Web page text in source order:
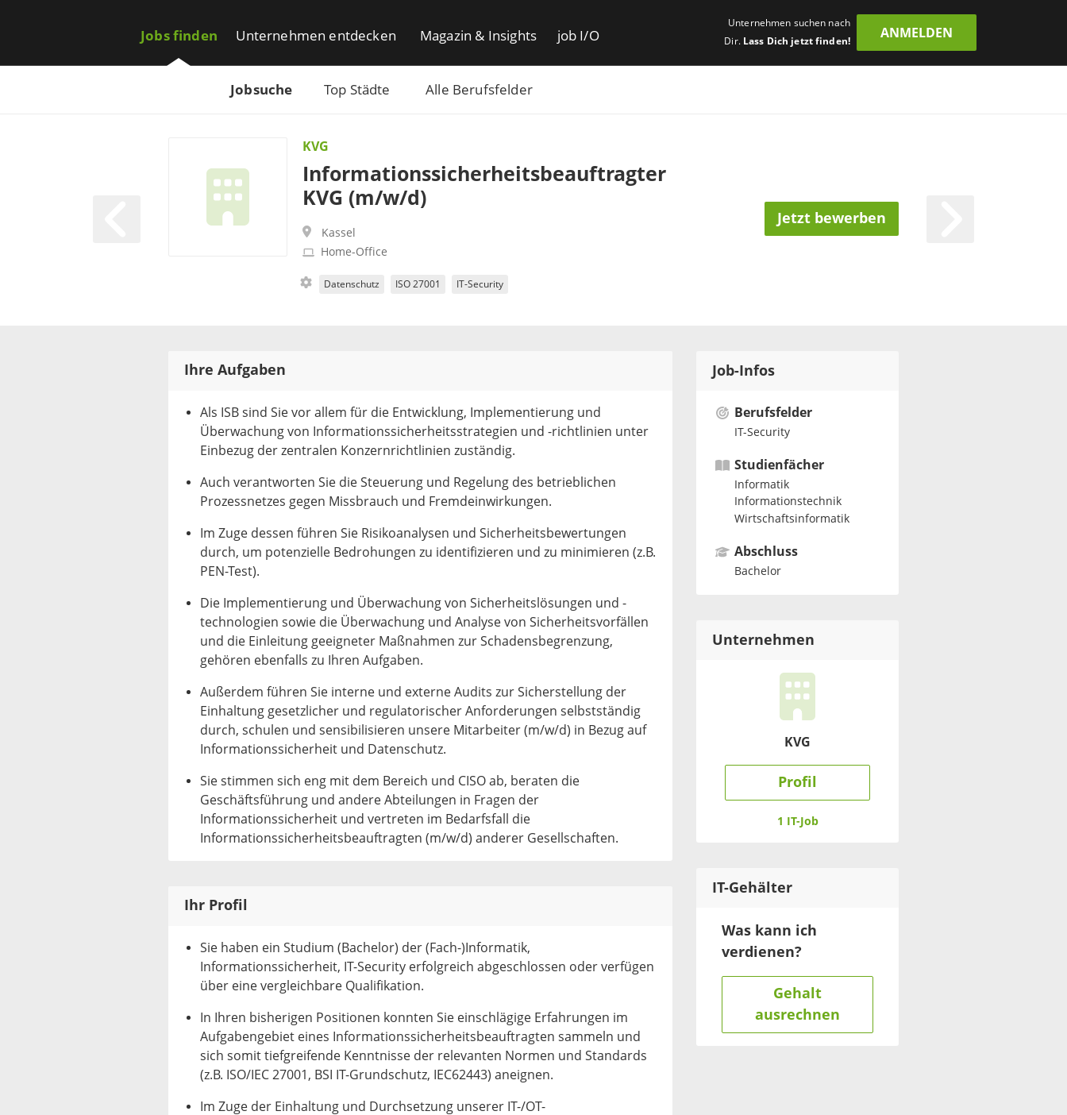
Jobs finden
Jobsuche Top Städte Alle Berufsfelder
Unternehmen entdecken Magazin & Insights job I/O
Unternehmen suchen nach
Dir. Lass Dich jetzt finden!
ANMELDEN
KVG
Informationssicherheitsbeauftragter
KVG (m/w/d)
Kassel
Home-Office
Datenschutz ISO 27001 IT-Security
Jetzt bewerben
Ihre Aufgaben
Als ISB sind Sie vor allem für die Entwicklung, Implementierung und
Überwachung von Informationssicherheitsstrategien und -richtlinien unter
Einbezug der zentralen Konzernrichtlinien zuständig.
Auch verantworten Sie die Steuerung und Regelung des betrieblichen
Prozessnetzes gegen Missbrauch und Fremdeinwirkungen.
Im Zuge dessen führen Sie Risikoanalysen und Sicherheitsbewertungen
durch, um potenzielle Bedrohungen zu identifizieren und zu minimieren (z.B.
PEN-Test).
Die Implementierung und Überwachung von Sicherheitslösungen und -
technologien sowie die Überwachung und Analyse von Sicherheitsvorfällen
und die Einleitung geeigneter Maßnahmen zur Schadensbegrenzung,
gehören ebenfalls zu Ihren Aufgaben.
Außerdem führen Sie interne und externe Audits zur Sicherstellung der
Einhaltung gesetzlicher und regulatorischer Anforderungen selbstständig
durch, schulen und sensibilisieren unsere Mitarbeiter (m/w/d) in Bezug auf
Informationssicherheit und Datenschutz.
Sie stimmen sich eng mit dem Bereich und CISO ab, beraten die
Geschäftsführung und andere Abteilungen in Fragen der
Informationssicherheit und vertreten im Bedarfsfall die
Informationssicherheitsbeauftragten (m/w/d) anderer Gesellschaften.
Ihr Profil
Sie haben ein Studium (Bachelor) der (Fach-)Informatik,
Informationssicherheit, IT-Security erfolgreich abgeschlossen oder verfügen
über eine vergleichbare Qualifikation.
In Ihren bisherigen Positionen konnten Sie einschlägige Erfahrungen im
Aufgabengebiet eines Informationssicherheitsbeauftragten sammeln und
sich somit tiefgreifende Kenntnisse der relevanten Normen und Standards
(z.B. ISO/IEC 27001, BSI IT-Grundschutz, IEC62443) aneignen.
Im Zuge der Einhaltung und Durchsetzung unserer IT-/OT-
Job-Infos
Berufsfelder
IT-Security
Studienfächer
Informatik
Informationstechnik
Wirtschaftsinformatik
Abschluss
Bachelor
Unternehmen
KVG
Profil
1 IT-Job
IT-Gehälter
Was kann ich
verdienen?
Gehalt
ausrechnen